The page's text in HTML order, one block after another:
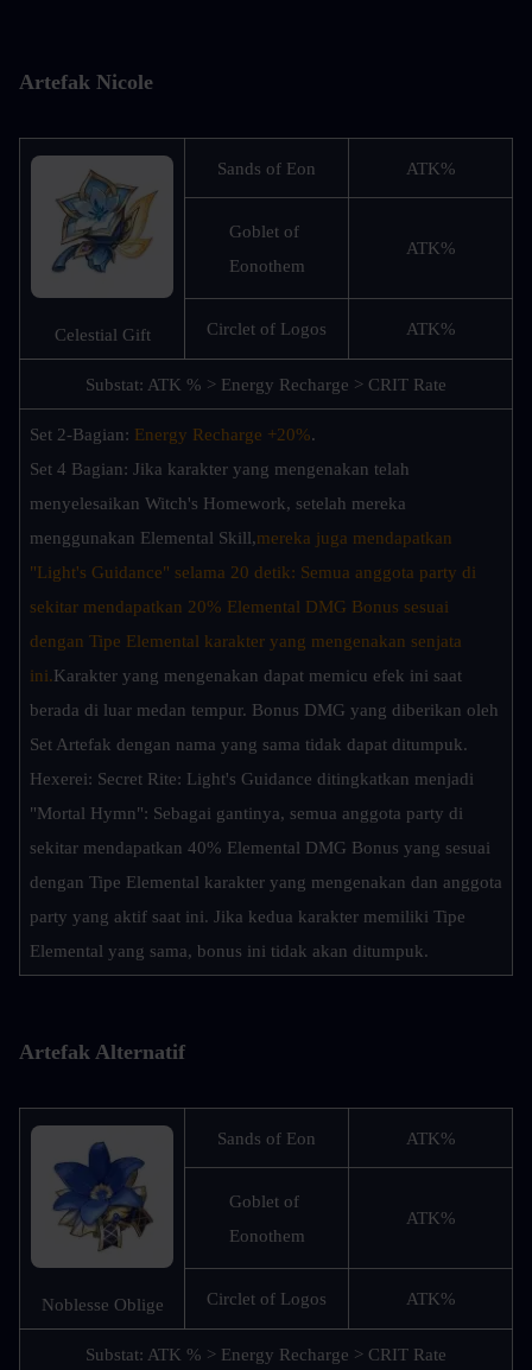
Artefak Nicole
Celestial Gift
Sands of Eon ATK%
Goblet of
Eonothem
ATK%
Circlet of Logos ATK%
Substat: ATK % > Energy Recharge > CRIT Rate
Set 2-Bagian: Energy Recharge +20%.
Set 4 Bagian: Jika karakter yang mengenakan telah
menyelesaikan Witch's Homework, setelah mereka
menggunakan Elemental Skill,mereka juga mendapatkan
"Light's Guidance" selama 20 detik: Semua anggota party di
sekitar mendapatkan 20% Elemental DMG Bonus sesuai
dengan Tipe Elemental karakter yang mengenakan senjata
ini.Karakter yang mengenakan dapat memicu efek ini saat
berada di luar medan tempur. Bonus DMG yang diberikan oleh
Set Artefak dengan nama yang sama tidak dapat ditumpuk.
Hexerei: Secret Rite: Light's Guidance ditingkatkan menjadi
"Mortal Hymn": Sebagai gantinya, semua anggota party di
sekitar mendapatkan 40% Elemental DMG Bonus yang sesuai
dengan Tipe Elemental karakter yang mengenakan dan anggota
party yang aktif saat ini. Jika kedua karakter memiliki Tipe
Elemental yang sama, bonus ini tidak akan ditumpuk.
Artefak Alternatif
Noblesse Oblige
Sands of Eon ATK%
Goblet of
Eonothem
ATK%
Circlet of Logos ATK%
Substat: ATK % > Energy Recharge > CRIT Rate